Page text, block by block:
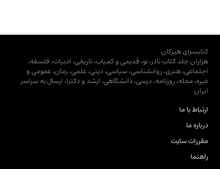
کتابسرای هیرکان
هزاران جلد کتاب نادر، نو، قدیمی و کمیاب، تاریخی، ادبیات، فلسفه،
اجتماعی، هنری، روانشناسی، سیاسی، دینی، علمی، رمان، عمومی و
غیره، مجله، روزنامه، درسی، دانشگاهی، ارشد و دکترا، ارسال به سراسر
ایران
ارتباط با ما
درباره ما
مقررات سایت
راهنما